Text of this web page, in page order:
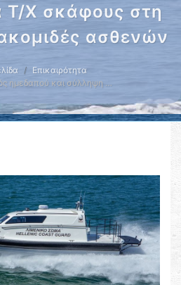
Τ/Χ σκάφους στη
ασθενών
Επικαιρότητα
ημεδαπού και σύλληψη …